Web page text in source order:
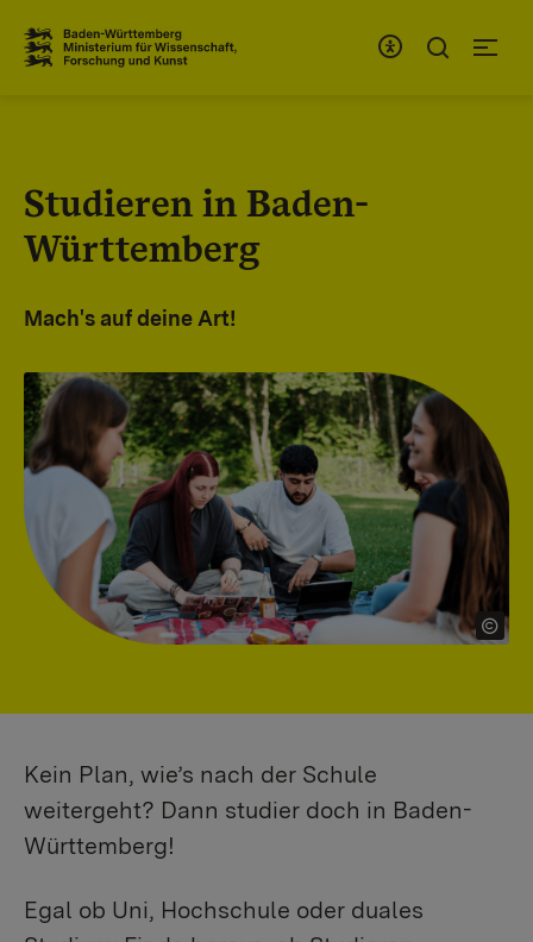
Studieren in Baden-
Württemberg
Mach's auf deine Art!
Kein Plan, wie’s nach der Schule
weitergeht? Dann studier doch in Baden-
Württemberg!
Egal ob Uni, Hochschule oder duales